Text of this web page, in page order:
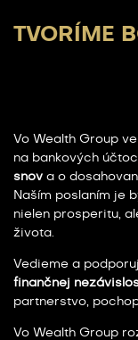
TVORÍME
Vo Wealth Group
na bankových
snov a o
Naším poslaním je
nielen prosperitu,
života.
Vedieme a
finančnej
partnerstvo,
Vo Wealth Group